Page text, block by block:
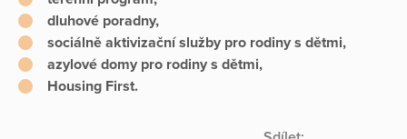
dluhové poradny,
sociálně aktivizační služby pro rodiny s dětmi,
azylové domy pro rodiny s dětmi,
Housing First.